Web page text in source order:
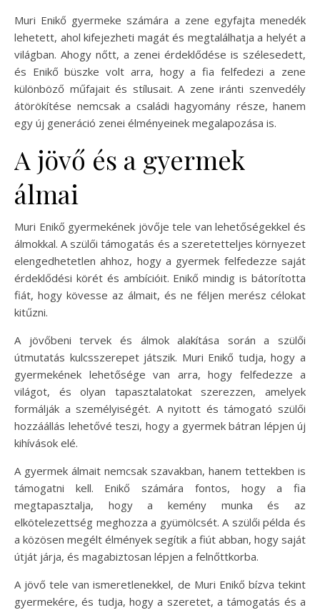
Muri Enikő gyermeke számára a zene egyfajta menedék
lehetett, ahol kifejezheti magát és megtalálhatja a helyét a
világban. Ahogy nőtt, a zenei érdeklődése is szélesedett,
és Enikő büszke volt arra, hogy a fia felfedezi a zene
különböző műfajait és stílusait. A zene iránti szenvedély
átörökítése nemcsak a családi hagyomány része, hanem
egy új generáció zenei élményeinek megalapozása is.
A jövő és a gyermek
álmai
Muri Enikő gyermekének jövője tele van lehetőségekkel és
álmokkal. A szülői támogatás és a szeretetteljes környezet
elengedhetetlen ahhoz, hogy a gyermek felfedezze saját
érdeklődési körét és ambícióit. Enikő mindig is bátorította
fiát, hogy kövesse az álmait, és ne féljen merész célokat
kitűzni.
A jövőbeni tervek és álmok alakítása során a szülői
útmutatás kulcsszerepet játszik. Muri Enikő tudja, hogy a
gyermekének lehetősége van arra, hogy felfedezze a
világot, és olyan tapasztalatokat szerezzen, amelyek
formálják a személyiségét. A nyitott és támogató szülői
hozzáállás lehetővé teszi, hogy a gyermek bátran lépjen új
kihívások elé.
A gyermek álmait nemcsak szavakban, hanem tettekben is
támogatni kell. Enikő számára fontos, hogy a fia
megtapasztalja, hogy a kemény munka és az
elkötelezettség meghozza a gyümölcsét. A szülői példa és
a közösen megélt élmények segítik a fiút abban, hogy saját
útját járja, és magabiztosan lépjen a felnőttkorba.
A jövő tele van ismeretlenekkel, de Muri Enikő bízva tekint
gyermekére, és tudja, hogy a szeretet, a támogatás és a